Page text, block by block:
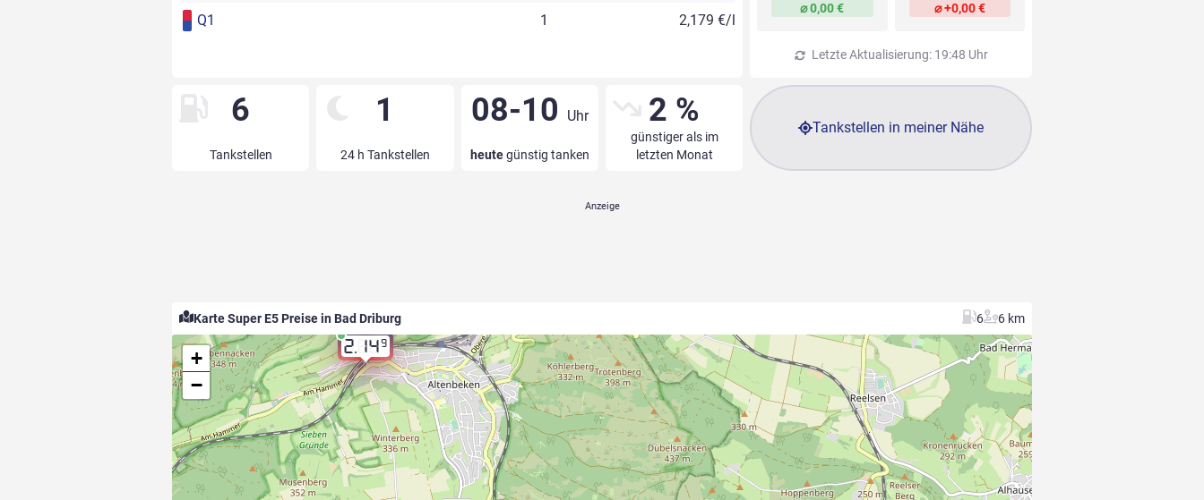
Q1 1 2,179 €/l
⌀ 0,00 € ⌀ +0,00 €
Letzte Aktualisierung: 19:48 Uhr
6
Tankstellen
1
24 h Tankstellen
08-10 Uhr
heutegünstig tanken
2 %
günstiger als im
letzten Monat
Tankstellen in meiner Nähe
Karte Super E5 Preise in Bad Driburg 6
6 km
2.149
+
−